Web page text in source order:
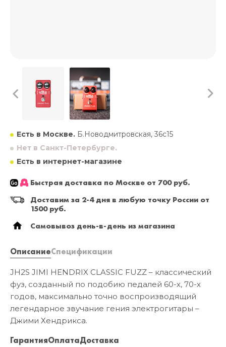
Есть в Москве. Б.Новодмитровская, 36с15
Нет в Санкт-Петербурге.
Есть в интернет-магазине
Быстрая доставка по Москве от 700 руб.
Доставим за 2-4 дня в любую точку России от
1500 руб.
Самовывоз день-в-день из магазина
ОписаниеСпецификации
JH2S JIMI HENDRIX CLASSIC FUZZ – классический
фуз, созданный по подобию педалей 60-х, 70-х
годов, максимально точно воспроизводящий
легендарное звучание гения электрогитары –
Джими Хендрикса.
ГарантияОплатаДоставка